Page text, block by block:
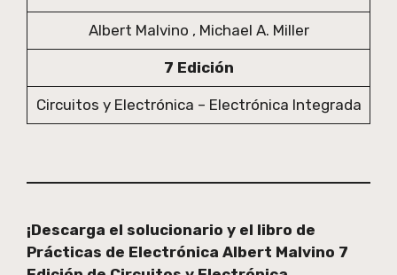
Albert Malvino , Michael A. Miller
7 Edición
Circuitos y Electrónica – Electrónica Integrada
¡Descarga el solucionario y el libro de
Prácticas de Electrónica Albert Malvino 7